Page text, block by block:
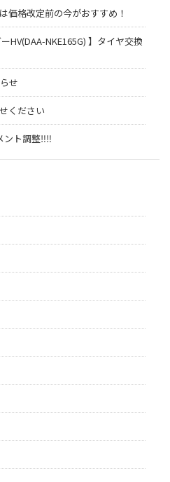
価格改定前の今がおすすめ！
HV(DAA-NKE165G) 】タイヤ交換
せ
ください
ント調整‼︎‼︎